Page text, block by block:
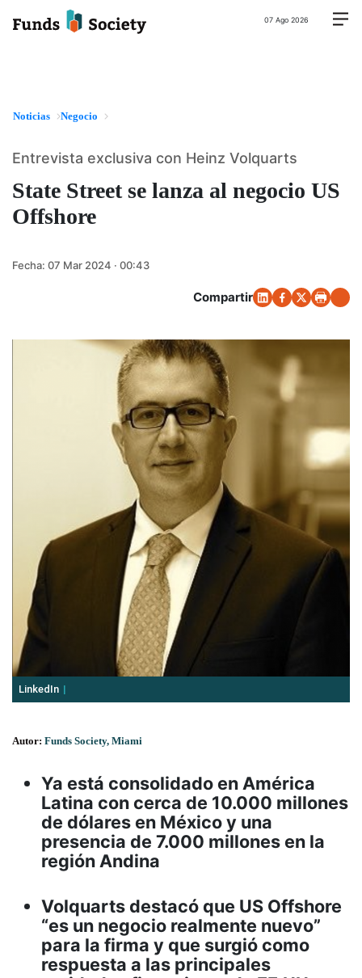
07 Ago 2026
Noticias Negocio
State Street se lanza al negocio US
Offshore
Entrevista exclusiva con Heinz Volquarts
Fecha: 07 Mar 2024 · 00:43
Compartir
LinkedIn
Autor: Funds Society, Miami
Ya está consolidado en América
Latina con cerca de 10.000 millones
de dólares en México y una
presencia de 7.000 millones en la
región Andina
Volquarts destacó que US Offshore
“es un negocio realmente nuevo”
para la firma y que surgió como
respuesta a las principales